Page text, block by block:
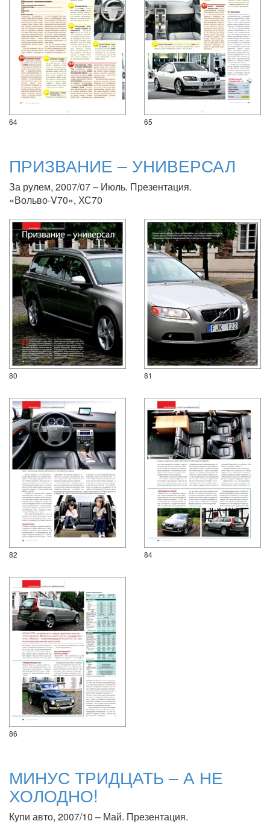
64 65
ПРИЗВАНИЕ – УНИВЕРСАЛ
За рулем, 2007/07 – Июль. Презентация.
«Вольво-V70», ХС70
80 81
82 84
86
МИНУС ТРИДЦАТЬ – А НЕ
ХОЛОДНО!
Купи авто, 2007/10 – Май. Презентация.